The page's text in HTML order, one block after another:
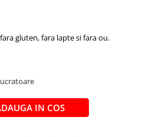
gluten, fara lapte si fara ou.
IN COS